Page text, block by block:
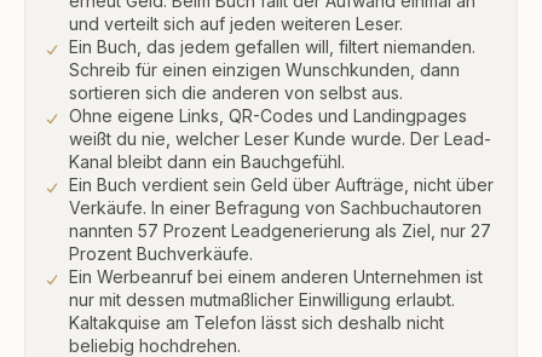
und verteilt sich auf jeden weiteren Leser.
Ein Buch, das jedem gefallen will, filtert niemanden.
Schreib für einen einzigen Wunschkunden, dann
sortieren sich die anderen von selbst aus.
Ohne eigene Links, QR-Codes und Landingpages
weißt du nie, welcher Leser Kunde wurde. Der Lead-
Kanal bleibt dann ein Bauchgefühl.
Ein Buch verdient sein Geld über Aufträge, nicht über
Verkäufe. In einer Befragung von Sachbuchautoren
nannten 57 Prozent Leadgenerierung als Ziel, nur 27
Prozent Buchverkäufe.
Ein Werbeanruf bei einem anderen Unternehmen ist
nur mit dessen mutmaßlicher Einwilligung erlaubt.
Kaltakquise am Telefon lässt sich deshalb nicht
beliebig hochdrehen.